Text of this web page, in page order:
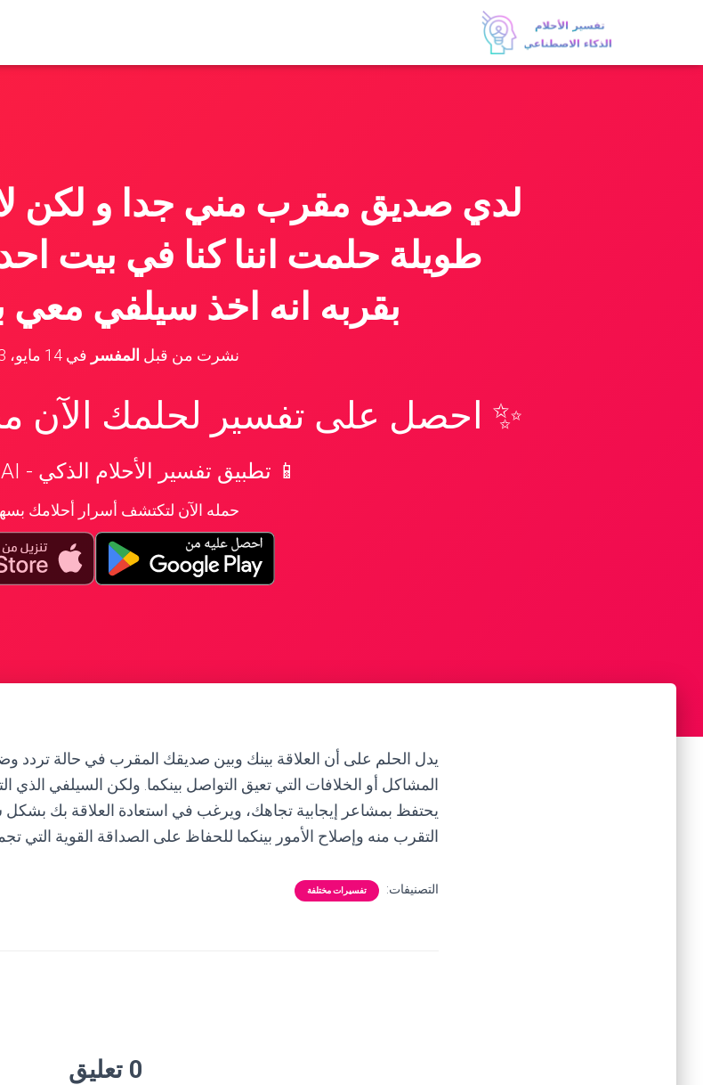
لدي صديق مقرب مني جدا و لكن
طويلة حلمت اننا كنا في بيت
بقربه انه اخذ سيلفي معي
نشرت من قبل المفسر في 14 مايو، 2023
✨ احصل على تفسير لحلمك الآن
📱 تطبيق تفسير الأحلام الذكي - DreamAI 🚀
حمله الآن لتكتشف أسرار أحلامك
يدل الحلم على أن العلاقة بينك وبين صديقك المقرب في حالة تردد
المشاكل أو الخلافات التي تعيق التواصل بينكما. ولكن السيلفي
يحتفظ بمشاعر إيجابية تجاهك، ويرغب في استعادة العلاقة بك بشكل
التقرب منه وإصلاح الأمور بينكما للحفاظ على الصداقة القوية التي
التصنيفات: تفسيرات مختلفة
0 تعليق